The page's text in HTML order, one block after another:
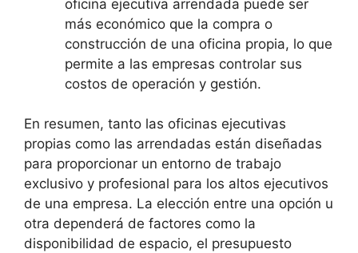
oficina ejecutiva arrendada puede ser
más económico que la compra o
construcción de una oficina propia, lo que
permite a las empresas controlar sus
costos de operación y gestión.
En resumen, tanto las oficinas ejecutivas
propias como las arrendadas están diseñadas
para proporcionar un entorno de trabajo
exclusivo y profesional para los altos ejecutivos
de una empresa. La elección entre una opción u
otra dependerá de factores como la
disponibilidad de espacio, el presupuesto